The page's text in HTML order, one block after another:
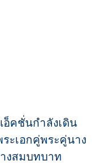
คชั่นกำลังเดิน
ะเอกคู่พระคู่นาง
งสมบทบาท